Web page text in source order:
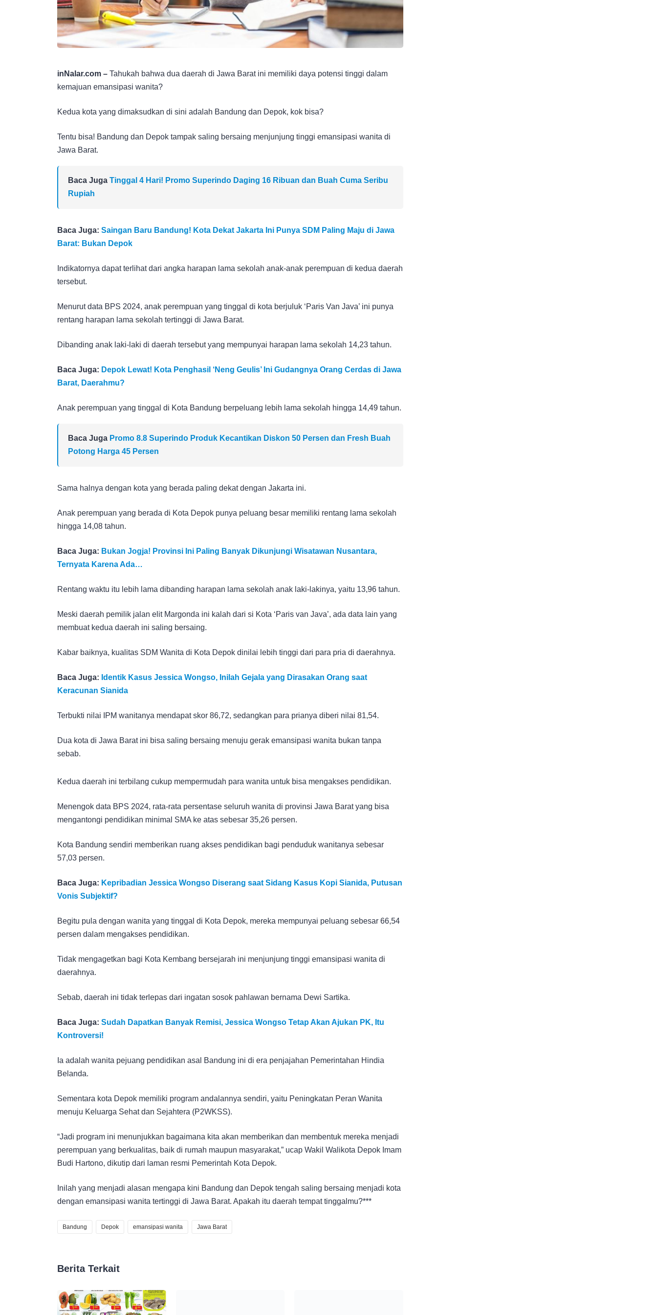
inNalar.com – Tahukah bahwa dua daerah di Jawa Barat ini memiliki daya potensi tinggi dalam
kemajuan emansipasi wanita?
Kedua kota yang dimaksudkan di sini adalah Bandung dan Depok, kok bisa?
Tentu bisa! Bandung dan Depok tampak saling bersaing menjunjung tinggi emansipasi wanita di
Jawa Barat.
Baca Juga Tinggal 4 Hari! Promo Superindo Daging 16 Ribuan dan Buah Cuma Seribu
Rupiah
Baca Juga: Saingan Baru Bandung! Kota Dekat Jakarta Ini Punya SDM Paling Maju di Jawa
Barat: Bukan Depok
Indikatornya dapat terlihat dari angka harapan lama sekolah anak-anak perempuan di kedua daerah
tersebut.
Menurut data BPS 2024, anak perempuan yang tinggal di kota berjuluk ‘Paris Van Java’ ini punya
rentang harapan lama sekolah tertinggi di Jawa Barat.
Dibanding anak laki-laki di daerah tersebut yang mempunyai harapan lama sekolah 14,23 tahun.
Baca Juga: Depok Lewat! Kota Penghasil ‘Neng Geulis’ Ini Gudangnya Orang Cerdas di Jawa
Barat, Daerahmu?
Anak perempuan yang tinggal di Kota Bandung berpeluang lebih lama sekolah hingga 14,49 tahun.
Baca Juga Promo 8.8 Superindo Produk Kecantikan Diskon 50 Persen dan Fresh Buah
Potong Harga 45 Persen
Sama halnya dengan kota yang berada paling dekat dengan Jakarta ini.
Anak perempuan yang berada di Kota Depok punya peluang besar memiliki rentang lama sekolah
hingga 14,08 tahun.
Baca Juga: Bukan Jogja! Provinsi Ini Paling Banyak Dikunjungi Wisatawan Nusantara,
Ternyata Karena Ada…
Rentang waktu itu lebih lama dibanding harapan lama sekolah anak laki-lakinya, yaitu 13,96 tahun.
Meski daerah pemilik jalan elit Margonda ini kalah dari si Kota ‘Paris van Java’, ada data lain yang
membuat kedua daerah ini saling bersaing.
Kabar baiknya, kualitas SDM Wanita di Kota Depok dinilai lebih tinggi dari para pria di daerahnya.
Baca Juga: Identik Kasus Jessica Wongso, Inilah Gejala yang Dirasakan Orang saat
Keracunan Sianida
Terbukti nilai IPM wanitanya mendapat skor 86,72, sedangkan para prianya diberi nilai 81,54.
Dua kota di Jawa Barat ini bisa saling bersaing menuju gerak emansipasi wanita bukan tanpa
sebab.
Kedua daerah ini terbilang cukup mempermudah para wanita untuk bisa mengakses pendidikan.
Menengok data BPS 2024, rata-rata persentase seluruh wanita di provinsi Jawa Barat yang bisa
mengantongi pendidikan minimal SMA ke atas sebesar 35,26 persen.
Kota Bandung sendiri memberikan ruang akses pendidikan bagi penduduk wanitanya sebesar
57,03 persen.
Baca Juga: Kepribadian Jessica Wongso Diserang saat Sidang Kasus Kopi Sianida, Putusan
Vonis Subjektif?
Begitu pula dengan wanita yang tinggal di Kota Depok, mereka mempunyai peluang sebesar 66,54
persen dalam mengakses pendidikan.
Tidak mengagetkan bagi Kota Kembang bersejarah ini menjunjung tinggi emansipasi wanita di
daerahnya.
Sebab, daerah ini tidak terlepas dari ingatan sosok pahlawan bernama Dewi Sartika.
Baca Juga: Sudah Dapatkan Banyak Remisi, Jessica Wongso Tetap Akan Ajukan PK, Itu
Kontroversi!
Ia adalah wanita pejuang pendidikan asal Bandung ini di era penjajahan Pemerintahan Hindia
Belanda.
Sementara kota Depok memiliki program andalannya sendiri, yaitu Peningkatan Peran Wanita
menuju Keluarga Sehat dan Sejahtera (P2WKSS).
“Jadi program ini menunjukkan bagaimana kita akan memberikan dan membentuk mereka menjadi
perempuan yang berkualitas, baik di rumah maupun masyarakat,” ucap Wakil Walikota Depok Imam
Budi Hartono, dikutip dari laman resmi Pemerintah Kota Depok.
Inilah yang menjadi alasan mengapa kini Bandung dan Depok tengah saling bersaing menjadi kota
dengan emansipasi wanita tertinggi di Jawa Barat. Apakah itu daerah tempat tinggalmu?***
Bandung Depok emansipasi wanita Jawa Barat
Berita Terkait